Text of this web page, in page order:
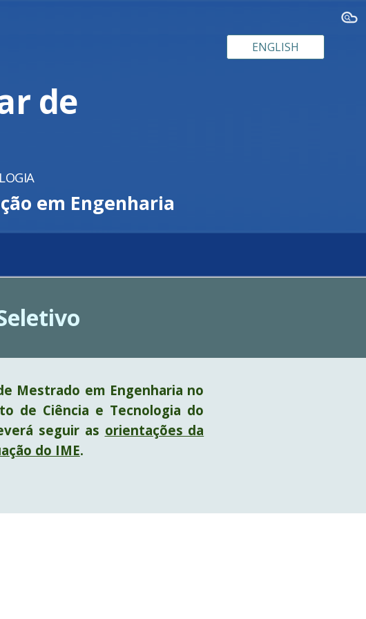
de
em Engenharia
ENGLISH
Mestrado em Engenharia no
de Ciência e Tecnologia do
seguir as orientações da
do IME.